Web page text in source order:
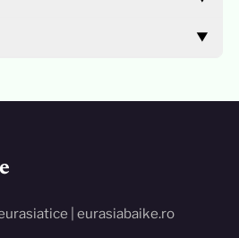
▼
| eurasiabaike.ro